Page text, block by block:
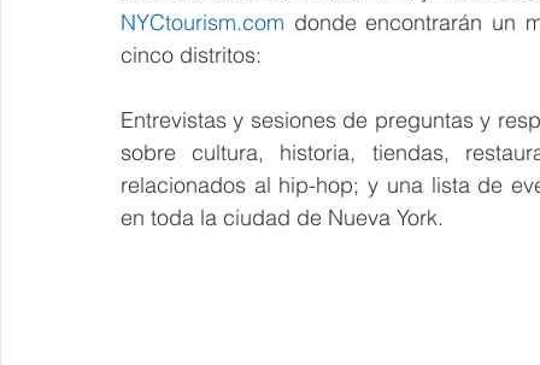
NYCtourism.com donde encontrarán un
cinco distritos:
Entrevistas y sesiones de preguntas y
sobre cultura, historia, tiendas,
relacionados al hip-hop; y una lista de
en toda la ciudad de Nueva York.